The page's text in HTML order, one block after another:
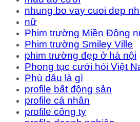
nhung bo vay cuoi dep
nữ
Phim trường Miền Đông
Phim trường Smiley Ville
phim trường đẹp ở hà nội
Phong tục cưới hỏi Việt
Phù dâu là gì
profile bất động sản
profile cá nhân
profile công ty